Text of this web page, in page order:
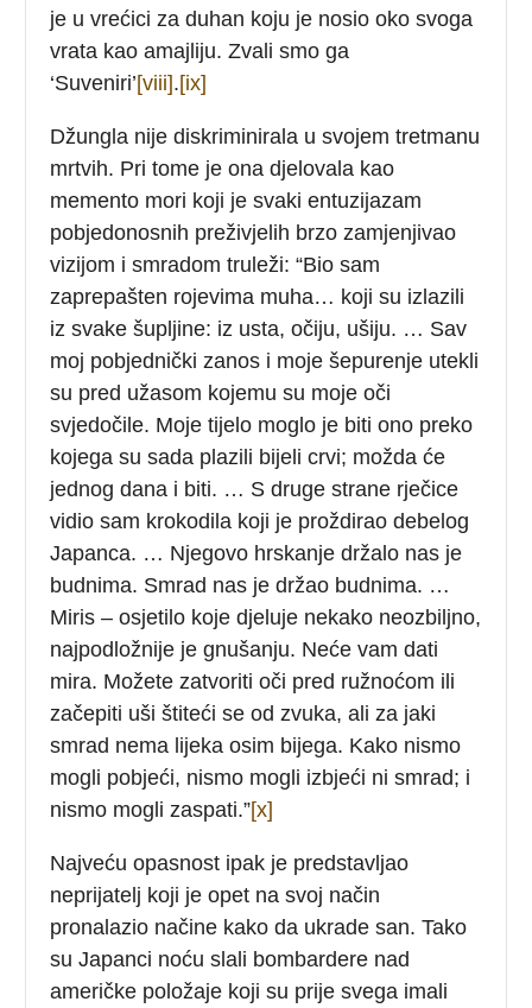
je u vrećici za duhan koju je nosio oko svoga
vrata kao amajliju. Zvali smo ga
‘Suveniri’[viii].[ix]
Džungla nije diskriminirala u svojem tretmanu
mrtvih. Pri tome je ona djelovala kao
memento mori koji je svaki entuzijazam
pobjedonosnih preživjelih brzo zamjenjivao
vizijom i smradom truleži: “Bio sam
zaprepašten rojevima muha… koji su izlazili
iz svake šupljine: iz usta, očiju, ušiju. … Sav
moj pobjednički zanos i moje šepurenje utekli
su pred užasom kojemu su moje oči
svjedočile. Moje tijelo moglo je biti ono preko
kojega su sada plazili bijeli crvi; možda će
jednog dana i biti. … S druge strane rječice
vidio sam krokodila koji je proždirao debelog
Japanca. … Njegovo hrskanje držalo nas je
budnima. Smrad nas je držao budnima. …
Miris – osjetilo koje djeluje nekako neozbiljno,
najpodložnije je gnušanju. Neće vam dati
mira. Možete zatvoriti oči pred ružnoćom ili
začepiti uši štiteći se od zvuka, ali za jaki
smrad nema lijeka osim bijega. Kako nismo
mogli pobjeći, nismo mogli izbjeći ni smrad; i
nismo mogli zaspati.”[x]
Najveću opasnost ipak je predstavljao
neprijatelj koji je opet na svoj način
pronalazio načine kako da ukrade san. Tako
su Japanci noću slali bombardere nad
američke položaje koji su prije svega imali